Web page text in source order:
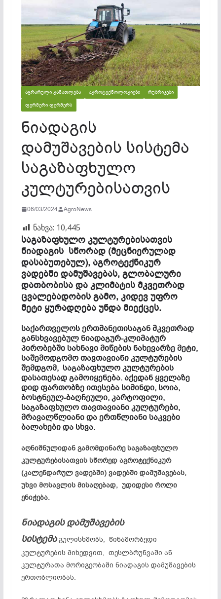
ᲐᲒᲠᲐᲠᲣᲚᲘ ᲒᲐᲜᲐᲗᲚᲔᲑᲐ ᲐᲒᲠᲝᲢᲔᲥᲜᲝᲚᲝᲒᲘᲔᲑᲘ
ᲠᲣᲑᲠᲘᲙᲔᲑᲘ
ᲤᲔᲠᲛᲔᲠᲘ ᲤᲔᲠᲛᲔᲠᲡ
ნიადაგის
დამუშავების სისტემა
საგაზაფხულო
კულტურებისათვის
06/03/2024 AgroNews
ნახვა: 10,445
საგაზაფხულო კულტურებისათვის
ნიადაგის სწორად (მეცნიერულად
დასაბუთებულ), აგროტექნიკურ
ვადებში დამუშავებას, გლობალური
დათბობისა და კლიმატის მკვეთრად
ცვალებადობის გამო, კიდევ უფრო
მეტი ყურადღება უნდა მიექცეს.
საქართველოს ერთმანეთისაგან მკვეთრად
განსხვავებულ ნიადაგურ-კლიმატურ
პირობებში სახნავი მიწების ნახევარზე მეტი,
საშემოდგომო თავთავიანი კულტურების
შემდგომ, საგაზაფხულო კულტურების
დასათესად გამოიყენება. აქედან ყველაზე
დიდ ფართობზე ითესება სიმინდი, სოია,
ბოსტნეულ-ბაღჩეული, კარტოფილი,
საგაზაფხულო თავთავიანი კულტურები,
მრავალწლიანი და ერთწლიანი საკვები
ბალახები და სხვა.
აღნიშნულიდან გამომდინარე საგაზაფხულო
კულტურებისათვის სწორედ აგროტექნიკურ
(კალენდარულ ვადებში) ვადებში დამუშავებას,
უხვი მოსავლის მისაღებად, უდიდესი როლი
ენიჭება.
ნიადაგის დამუშავების
სისტემაგულისხმობს, წინამორბედი
კულტურების მიხედვით, თესლბრუნვაში ან
კულტურათა მორიგეობაში ნიადაგის დამუშავების
ერთობლიობას.